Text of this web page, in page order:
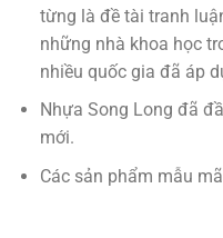
từng là đề tài tranh
những nhà khoa học
nhiều quốc gia đã áp
Nhựa Song Long đã
mới.
Các sản phẩm mẫu